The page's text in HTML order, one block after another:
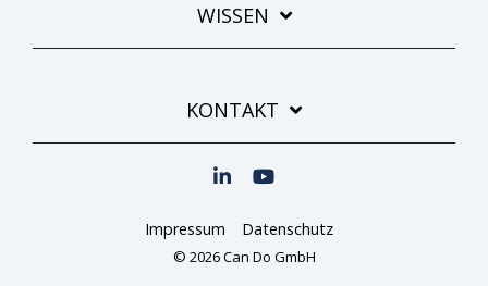
WISSEN
KONTAKT
Impressum Datenschutz
© 2026 Can Do GmbH